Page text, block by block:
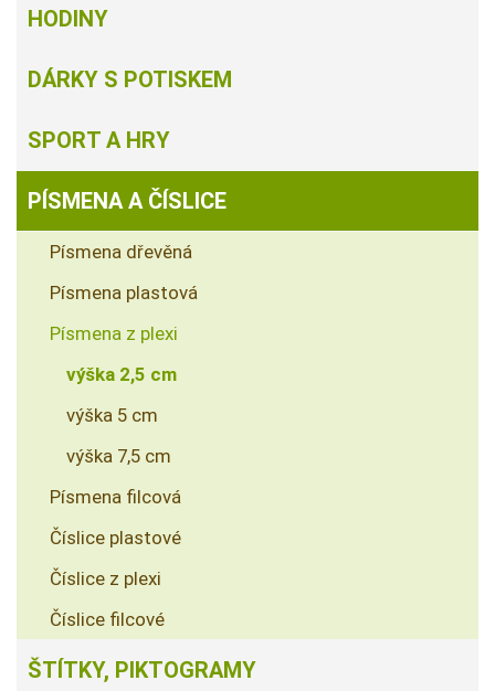
HODINY
DÁRKY S POTISKEM
SPORT A HRY
PÍSMENA A ČÍSLICE
Písmena dřevěná
Písmena plastová
Písmena z plexi
výška 2,5 cm
výška 5 cm
výška 7,5 cm
Písmena filcová
Číslice plastové
Číslice z plexi
Číslice filcové
ŠTÍTKY, PIKTOGRAMY